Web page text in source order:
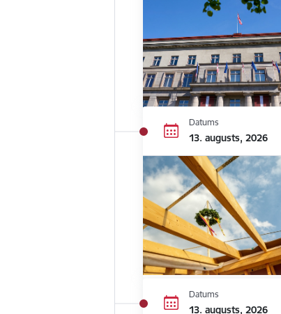
Datums
13. augusts, 2026
Datums
13. augusts, 2026